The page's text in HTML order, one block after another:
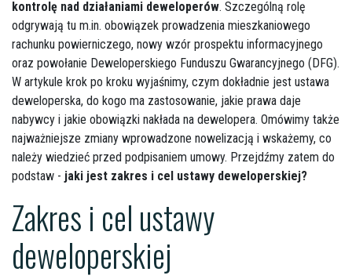
kontrolę nad działaniami deweloperów. Szczególną rolę
odgrywają tu m.in. obowiązek prowadzenia mieszkaniowego
rachunku powierniczego, nowy wzór prospektu informacyjnego
oraz powołanie Deweloperskiego Funduszu Gwarancyjnego (DFG).
W artykule krok po kroku wyjaśnimy, czym dokładnie jest ustawa
deweloperska, do kogo ma zastosowanie, jakie prawa daje
nabywcy i jakie obowiązki nakłada na dewelopera. Omówimy także
najważniejsze zmiany wprowadzone nowelizacją i wskażemy, co
należy wiedzieć przed podpisaniem umowy. Przejdźmy zatem do
podstaw - jaki jest zakres i cel ustawy deweloperskiej?
Zakres i cel ustawy
deweloperskiej